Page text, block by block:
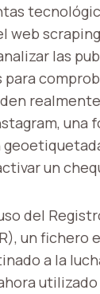
web
las
para
una
un
del
un fichero
a la
utilizado